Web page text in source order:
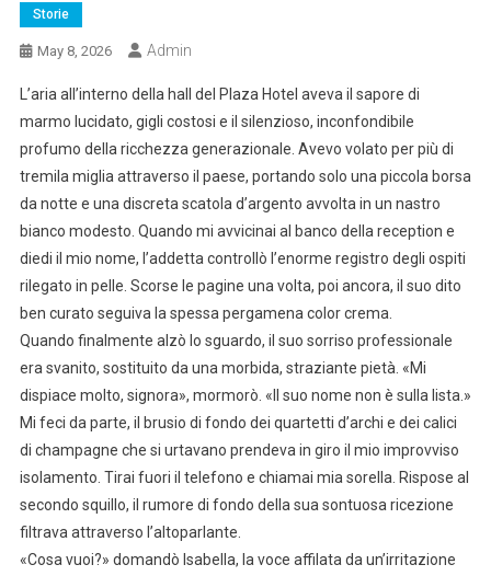
Storie
May 8, 2026 Admin
L’aria all’interno della hall del Plaza Hotel aveva il sapore di
marmo lucidato, gigli costosi e il silenzioso, inconfondibile
profumo della ricchezza generazionale. Avevo volato per più di
tremila miglia attraverso il paese, portando solo una piccola borsa
da notte e una discreta scatola d’argento avvolta in un nastro
bianco modesto. Quando mi avvicinai al banco della reception e
diedi il mio nome, l’addetta controllò l’enorme registro degli ospiti
rilegato in pelle. Scorse le pagine una volta, poi ancora, il suo dito
ben curato seguiva la spessa pergamena color crema.
Quando finalmente alzò lo sguardo, il suo sorriso professionale
era svanito, sostituito da una morbida, straziante pietà. «Mi
dispiace molto, signora», mormorò. «Il suo nome non è sulla lista.»
Mi feci da parte, il brusio di fondo dei quartetti d’archi e dei calici
di champagne che si urtavano prendeva in giro il mio improvviso
isolamento. Tirai fuori il telefono e chiamai mia sorella. Rispose al
secondo squillo, il rumore di fondo della sua sontuosa ricezione
filtrava attraverso l’altoparlante.
«Cosa vuoi?» domandò Isabella, la voce affilata da un’irritazione